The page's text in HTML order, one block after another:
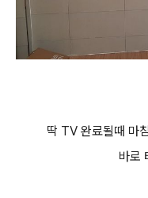
딱 TV 완료될때 마
바로